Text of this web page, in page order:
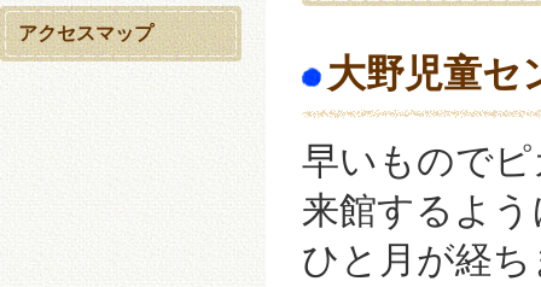
大野児童セ
早いもので
来館するよ
ひと月が経ち
アクセスマップ